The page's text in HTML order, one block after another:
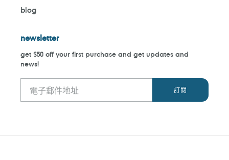
blog
newsletter
get $50 off your first purchase and get updates and
news!